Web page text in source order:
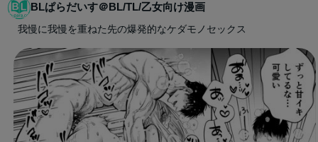
BLぱらだいす＠BL/TL/乙女向け漫画
我慢に我慢を重ねた先の爆発的なケダモノセックス